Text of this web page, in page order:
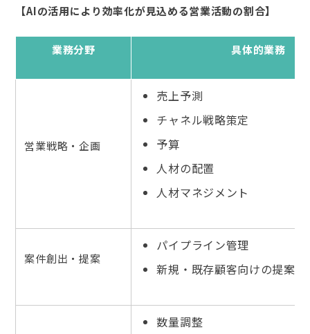
【AIの活用により効率化が見込める営業活動の割合】
業務分野 具体的業務
営業戦略・企画
売上予測
チャネル戦略策定
予算
人材の配置
人材マネジメント
案件創出・提案
パイプライン管理
新規・既存顧客向けの提案
数量調整